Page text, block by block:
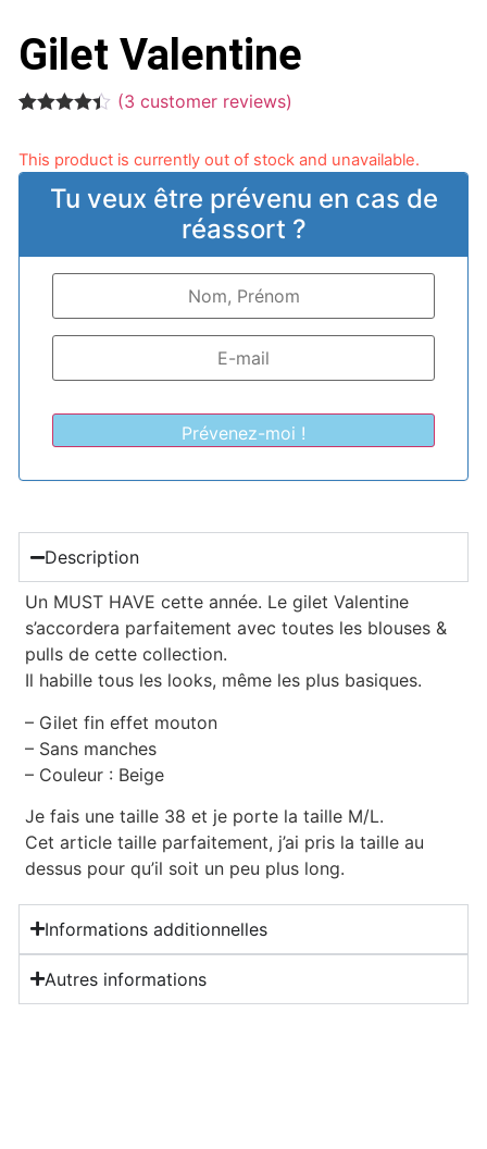
Gilet Valentine
based on
customer
ratings
(3 customer reviews)
This product is currently out of stock and unavailable.
Tu veux être prévenu en cas de
réassort ?
Description
Un MUST HAVE cette année. Le gilet Valentine
s’accordera parfaitement avec toutes les blouses &
pulls de cette collection.
Il habille tous les looks, même les plus basiques.
– Gilet fin effet mouton
– Sans manches
– Couleur : Beige
Je fais une taille 38 et je porte la taille M/L.
Cet article taille parfaitement, j’ai pris la taille au
dessus pour qu’il soit un peu plus long.
Informations additionnelles
Autres informations